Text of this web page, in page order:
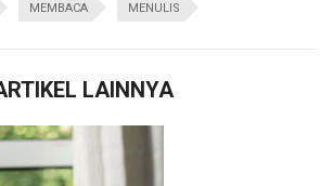
MEMBACA MENULIS
LAINNYA